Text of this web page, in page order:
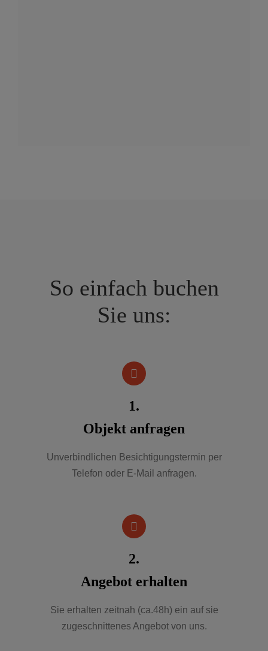
So einfach buchen
Sie uns:
1.
Objekt anfragen
Unverbindlichen Besichtigungstermin per
Telefon oder E-Mail anfragen.
2.
Angebot erhalten
Sie erhalten zeitnah (ca.48h) ein auf sie
zugeschnittenes Angebot von uns.